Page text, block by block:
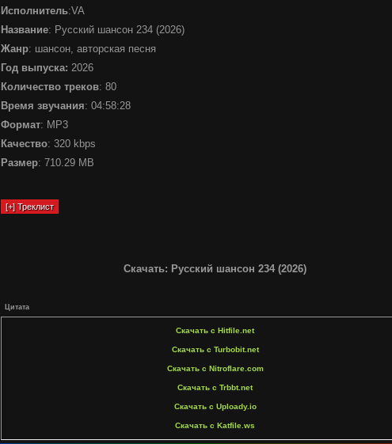
Исполнитель:VA
Название: Русский шансон 234 (2026)
Жанр: шансон, авторская песня
Год выпуска: 2026
Количество треков: 80
Время звучания: 04:58:28
Формат: MP3
Качество: 320 kbps
Размер: 710.29 MB
Скачать: Русский шансон 234 (2026)
Цитата
Скачать с Hitfile.net
Скачать с Turbobit.net
Скачать с Nitroflare.com
Скачать с Trbbt.net
Скачать с Uploady.io
Скачать с Katfile.ws